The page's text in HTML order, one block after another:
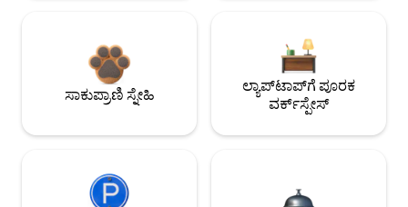
ಸಾಕುಪ್ರಾಣಿ ಸ್ನೇಹಿ
ಲ್ಯಾಪ್‌ಟಾಪ್‌ಗೆ ಪೂರಕ
ವರ್ಕ್‌ಸ್ಪೇಸ್